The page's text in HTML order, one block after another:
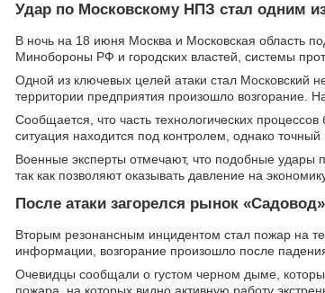
Удар по Московскому НПЗ стал одним
В ночь на 18 июня Москва и Московская область
Минобороны РФ и городских властей, системы
Одной из ключевых целей атаки стал Московский
территории предприятия произошло возгорание.
Сообщается, что часть технологических
ситуация находится под контролем, однако
Военные эксперты отмечают, что подобные удары
так как позволяют оказывать давление на
После атаки загорелся рынок
Вторым резонансным инцидентом стал пожар на
информации, возгорание произошло после
Очевидцы сообщали о густом черном дыме,